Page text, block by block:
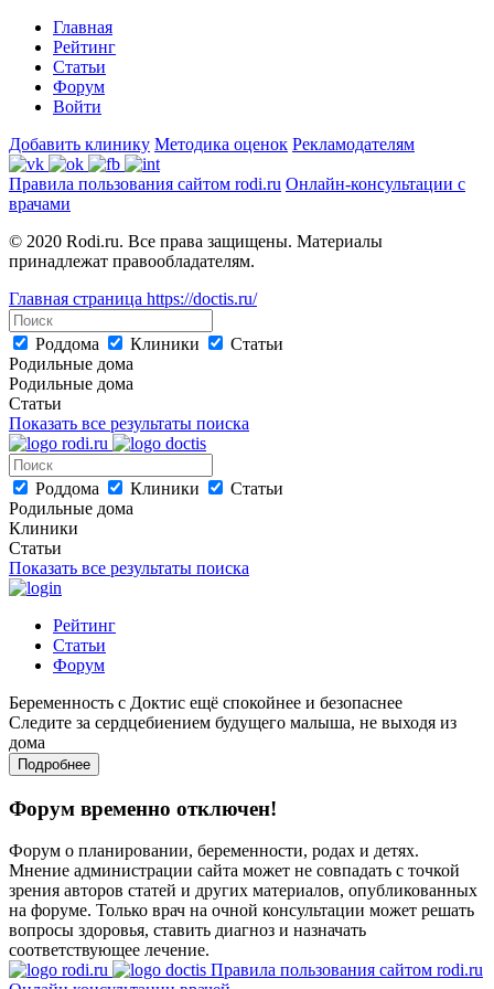
Главная
Рейтинг
Статьи
Форум
Войти
Добавить клинику Методика оценок Рекламодателям
Правила пользования сайтом rodi.ru Онлайн-консультации с
врачами
© 2020 Rodi.ru. Все права защищены. Материалы
принадлежат правообладателям.
Главная страница https://doctis.ru/
Роддома Клиники
Статьи
Родильные дома
Родильные дома
Статьи
Показать все результаты поиска
Роддома Клиники
Статьи
Родильные дома
Клиники
Статьи
Показать все результаты поиска
Рейтинг
Статьи
Форум
Беременность с Доктис ещё спокойнее и безопаснее
Следите за сердцебиением будущего малыша, не выходя из
дома
Подробнее
Форум временно отключен!
Форум о планировании, беременности, родах и детях.
Мнение администрации сайта может не совпадать с точкой
зрения авторов статей и других материалов, опубликованных
на форуме. Только врач на очной консультации может решать
вопросы здоровья, ставить диагноз и назначать
соответствующее лечение.
Правила пользования сайтом rodi.ru